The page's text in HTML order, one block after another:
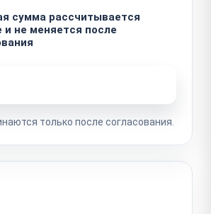
сумма рассчитывается
и не меняется после
только после согласования.